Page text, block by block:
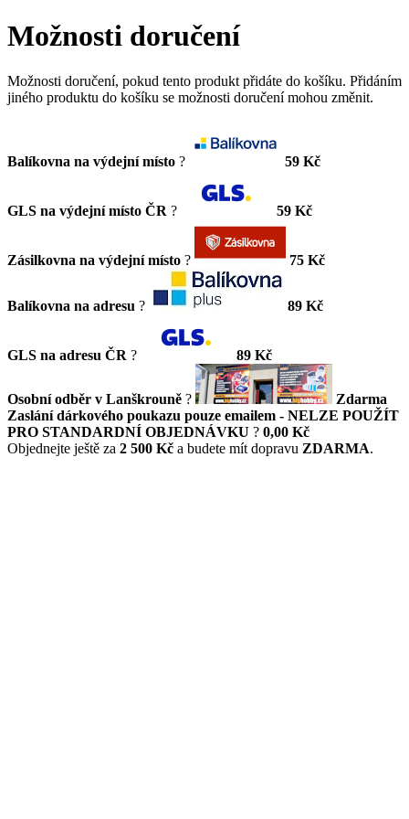
Možnosti doručení
Možnosti doručení, pokud tento produkt přidáte do košíku. Přidáním
jiného produktu do košíku se možnosti doručení mohou změnit.
Balíkovna na výdejní místo ? 59 Kč
GLS na výdejní místo ČR ? 59 Kč
Zásilkovna na výdejní místo ? 75 Kč
Balíkovna na adresu ? 89 Kč
GLS na adresu ČR ? 89 Kč
Osobní odběr v Lanškrouně ?
Zdarma
Zaslání dárkového poukazu pouze emailem - NELZE POUŽÍT
PRO STANDARDNÍ OBJEDNÁVKU ? 0,00 Kč
Objednejte ještě za 2 500 Kč a budete mít dopravu ZDARMA.